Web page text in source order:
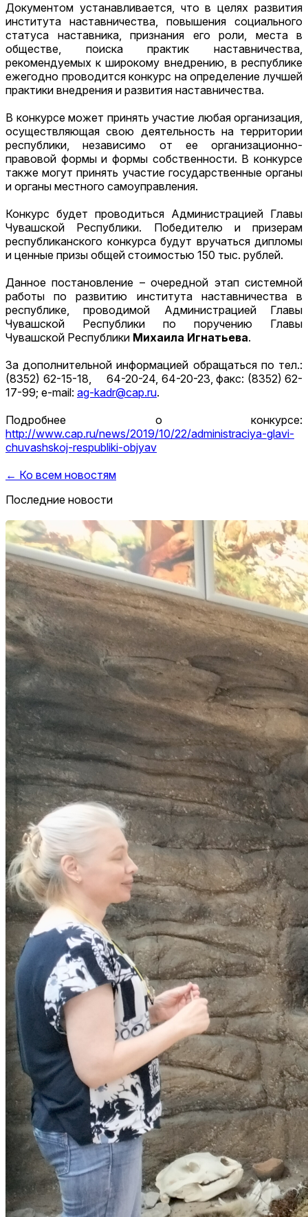
Документом устанавливается, что в целях развития
института наставничества, повышения социального
статуса наставника, признания его роли, места в
обществе, поиска практик наставничества,
рекомендуемых к широкому внедрению, в республике
ежегодно проводится конкурс на определение лучшей
практики внедрения и развития наставничества.
В конкурсе может принять участие любая организация,
осуществляющая свою деятельность на территории
республики, независимо от ее организационно-
правовой формы и формы собственности. В конкурсе
также могут принять участие государственные органы
и органы местного самоуправления.
Конкурс будет проводиться Администрацией Главы
Чувашской Республики. Победителю и призерам
республиканского конкурса будут вручаться дипломы
и ценные призы общей стоимостью 150 тыс. рублей.
Данное постановление – очередной этап системной
работы по развитию института наставничества в
республике, проводимой Администрацией Главы
Чувашской Республики по поручению Главы
Чувашской Республики Михаила Игнатьева.
За дополнительной информацией обращаться по тел.:
(8352) 62-15-18, 64-20-24, 64-20-23, факс: (8352) 62-
17-99; e-mail: ag-kadr@cap.ru.
Подробнее о конкурсе:
http://www.cap.ru/news/2019/10/22/administraciya-glavi-
chuvashskoj-respubliki-objyav
← Ко всем новостям
Последние новости